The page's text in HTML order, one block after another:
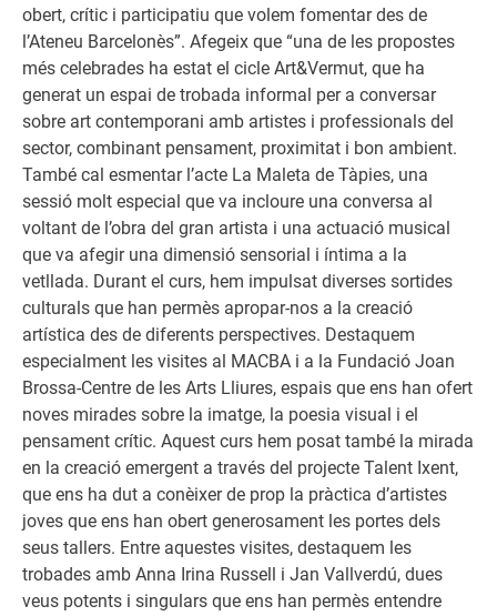
obert, crític i participatiu que volem fomentar des de
l’Ateneu Barcelonès”. Afegeix que “una de les propostes
més celebrades ha estat el cicle Art&Vermut, que ha
generat un espai de trobada informal per a conversar
sobre art contemporani amb artistes i professionals del
sector, combinant pensament, proximitat i bon ambient.
També cal esmentar l’acte La Maleta de Tàpies, una
sessió molt especial que va incloure una conversa al
voltant de l’obra del gran artista i una actuació musical
que va afegir una dimensió sensorial i íntima a la
vetllada. Durant el curs, hem impulsat diverses sortides
culturals que han permès apropar-nos a la creació
artística des de diferents perspectives. Destaquem
especialment les visites al MACBA i a la Fundació Joan
Brossa-Centre de les Arts Lliures, espais que ens han ofert
noves mirades sobre la imatge, la poesia visual i el
pensament crític. Aquest curs hem posat també la mirada
en la creació emergent a través del projecte Talent Ixent,
que ens ha dut a conèixer de prop la pràctica d’artistes
joves que ens han obert generosament les portes dels
seus tallers. Entre aquestes visites, destaquem les
trobades amb Anna Irina Russell i Jan Vallverdú, dues
veus potents i singulars que ens han permès entendre